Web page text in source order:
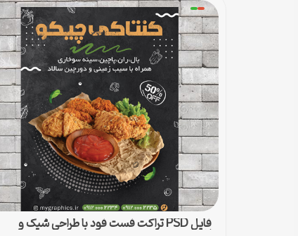
فایل PSD تراکت فست فود با طراحی شیک و